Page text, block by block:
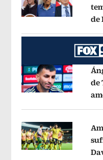
Opens in new window
de
Opens in new window
de
Opens in new window